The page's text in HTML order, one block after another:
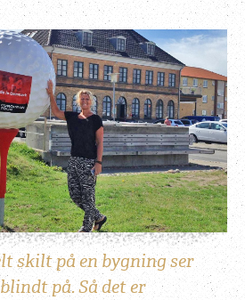
skilt på en bygning ser
på. Så det er